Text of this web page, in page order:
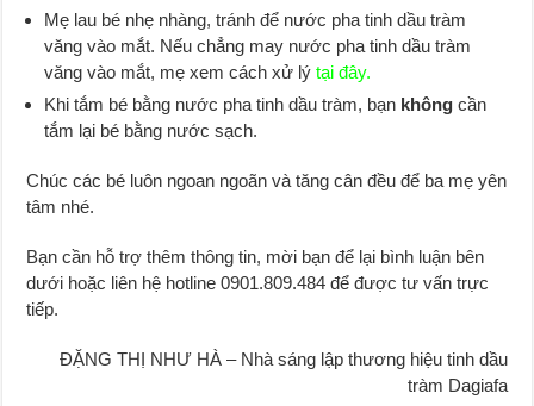
Mẹ lau bé nhẹ nhàng, tránh để nước pha tinh dầu tràm
văng vào mắt. Nếu chẳng may nước pha tinh dầu tràm
văng vào mắt, mẹ xem cách xử lý tại đây.
Khi tắm bé bằng nước pha tinh dầu tràm, bạn khôngcần
tắm lại bé bằng nước sạch.
Chúc các bé luôn ngoan ngoãn và tăng cân đều để ba mẹ yên
tâm nhé.
Bạn cần hỗ trợ thêm thông tin, mời bạn để lại bình luận bên
dưới hoặc liên hệ hotline 0901.809.484 để được tư vấn trực
tiếp.
ĐẶNG THỊ NHƯ HÀ – Nhà sáng lập thương hiệu tinh dầu
tràm Dagiafa